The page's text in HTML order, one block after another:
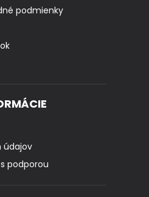
podmienky
údajov
podporou